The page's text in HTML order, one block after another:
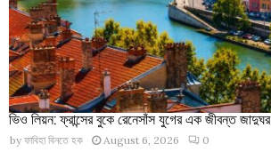
ভিও লিয়ন: ফ্রান্সের বুকে রেনেসাঁস যুগের এক জীবন্ত জাদুঘর
by ফাবিহা বিনতে হক August 6, 2026 0